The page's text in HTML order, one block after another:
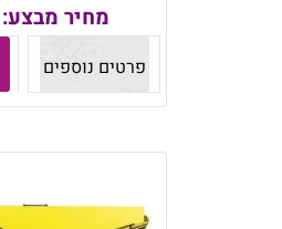
מחיר מבצע:
פרטים נוספים